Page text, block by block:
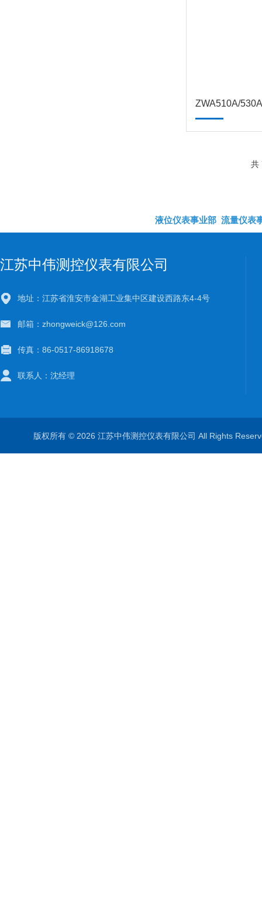
共
液位仪表事业部 流量仪表
江苏中伟测控仪表有限公司
地址：江苏省淮安市金湖工业集中区建设西路东4-4号
邮箱：zhongweick@126.com
传真：86-0517-86918678
联系人：沈经理
版权所有 © 2026 江苏中伟测控仪表有限公司 All Rights